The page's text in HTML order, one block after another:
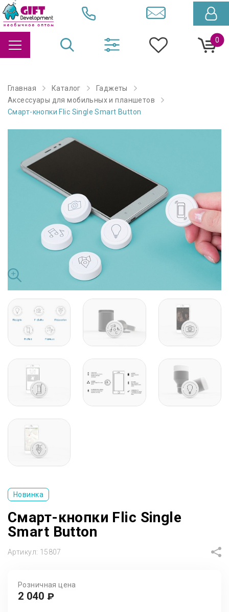
0
Главная Каталог
Гаджеты
Аксессуары для мобильных и планшетов
Смарт-кнопки Flic Single Smart Button
Новинка
Смарт-кнопки Flic Single
Smart Button
Артикул: 15807
Розничная цена
2 040 ₽